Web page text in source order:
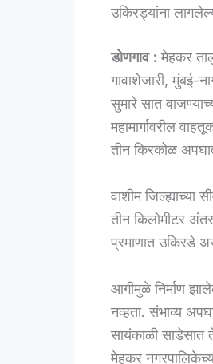
उकिरड्यांना
डोणगाव : मेहकर
गावाशेजारी, मुंबई-
सुमारे सात
महामार्गावरील
तीन किरकोळ
वाशीम जिल्ह्याच्या
तीन किलोमीटर
प्रमाणात उकिरडे
आगीमुळे निर्माण
नव्हता. संभाव्य
सायंकाळी साडेसात
मेहकर